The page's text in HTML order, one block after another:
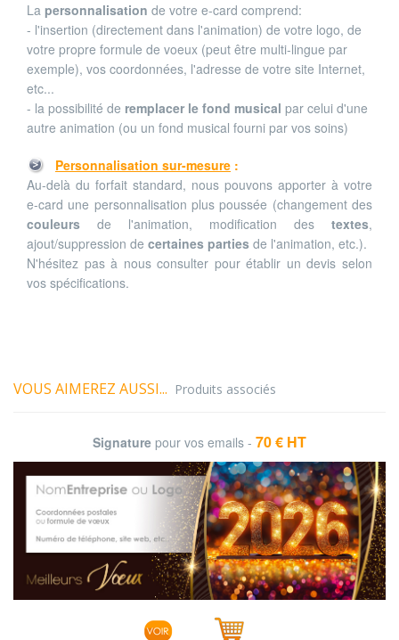
La personnalisation de votre e-card comprend:
- l'insertion (directement dans l'animation) de votre logo, de
votre propre formule de voeux (peut être multi-lingue par
exemple), vos coordonnées, l'adresse de votre site Internet,
etc...
- la possibilité de remplacer le fond musical par celui d'une
autre animation (ou un fond musical fourni par vos soins)
Personnalisation sur-mesure :
Au-delà du forfait standard, nous pouvons apporter à votre
e-card une personnalisation plus poussée (changement des
couleurs de l'animation, modification des textes,
ajout/suppression de certaines parties de l'animation, etc.).
N'hésitez pas à nous consulter pour établir un devis selon
vos spécifications.
VOUS AIMEREZ AUSSI... Produits associés
Signature pour vos emails - 70 € HT